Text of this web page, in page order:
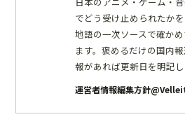
でどう受け止められたか
地語の一次ソースで確か
ます。褒めるだけの国内
報があれば更新日を明記し
運営者情報編集方針